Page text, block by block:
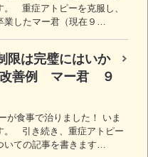
。 重症アトピーを克服し、
業したマー君（現在９…
限は完璧にはいか
善例 マー君 ９
が食事で治りました！ いま
。 引き続き、重症アトピー
いての記事を書きます…